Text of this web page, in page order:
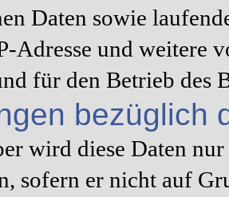
Daten sowie
Adresse und weitere
für den Betrieb des
bezüglich
wird diese Daten
sofern er nicht auf